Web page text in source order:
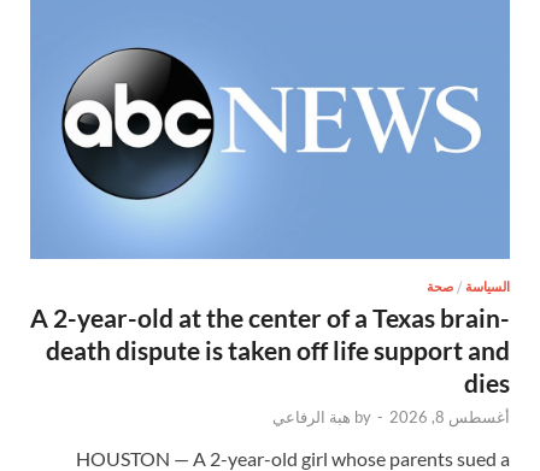
السياسة / صحة
A 2-year-old at the center of a Texas brain-
death dispute is taken off life support and
dies
أغسطس 8, 2026 -
by هبة الرفاعي
HOUSTON — A 2-year-old girl whose parents sued a